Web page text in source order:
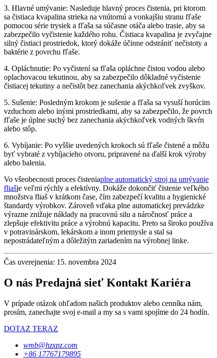
3. Hlavné umývanie: Nasleduje hlavný proces čistenia, pri ktorom
sa čistiaca kvapalina strieka na vnútornú a vonkajšiu stranu fľaše
pomocou série trysiek a fľaša sa súčasne otáča alebo trasie, aby sa
zabezpečilo vyčistenie každého rohu. Čistiaca kvapalina je zvyčajne
silný čistiaci prostriedok, ktorý dokáže účinne odstrániť nečistoty a
baktérie z povrchu fľaše.
4. Opláchnutie: Po vyčistení sa fľaša opláchne čistou vodou alebo
oplachovacou tekutinou, aby sa zabezpečilo dôkladné vyčistenie
čistiacej tekutiny a nečistôt bez zanechania akýchkoľvek zvyškov.
5. Sušenie: Posledným krokom je sušenie a fľaša sa vysuší horúcim
vzduchom alebo inými prostriedkami, aby sa zabezpečilo, že povrch
fľaše je úplne suchý bez zanechania akýchkoľvek vodných škvŕn
alebo stôp.
6. Vybíjanie: Po vyššie uvedených krokoch sú fľaše čistené a môžu
byť vybraté z vybíjacieho otvoru, pripravené na ďalší krok výroby
alebo balenia.
Vo všeobecnosti proces čisteniaplne automatický stroj na umývanie
fliašje veľmi rýchly a efektívny. Dokáže dokončiť čistenie veľkého
množstva fliaš v krátkom čase, čím zabezpečí kvalitu a hygienické
štandardy výrobkov. Zároveň vďaka plne automatickej prevádzke
výrazne znižuje náklady na pracovnú silu a náročnosť práce a
zlepšuje efektivitu práce a výrobnú kapacitu. Preto sa široko používa
v potravinárskom, lekárskom a inom priemysle a stal sa
nepostrádateľným a dôležitým zariadením na výrobnej linke.
Čas uverejnenia: 15. novembra 2024
O nás Predajná sieť Kontakt Kariéra
V prípade otázok ohľadom našich produktov alebo cenníka nám,
prosím, zanechajte svoj e-mail a my sa s vami spojíme do 24 hodín.
DOTAZ TERAZ
wmb@hzxpz.com
+86 17767179895